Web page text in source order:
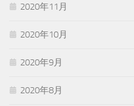
2020年11月
2020年10月
2020年9月
2020年8月